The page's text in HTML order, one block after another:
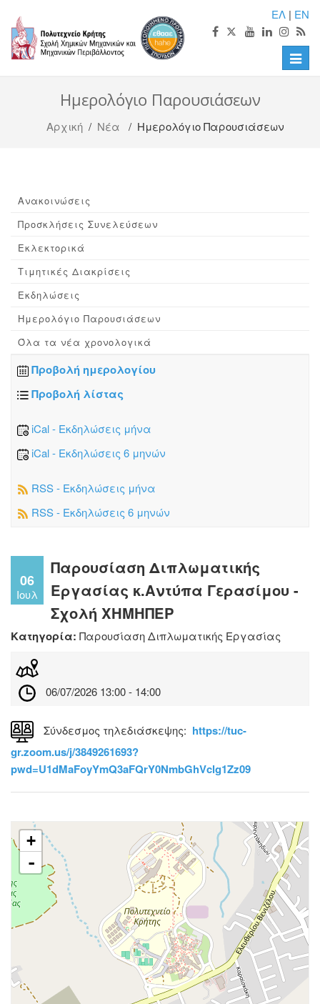
ΕΛ | EN
Toggle
Ημερολόγιο Παρουσιάσεων
Αρχική / Νέα / Ημερολόγιο Παρουσιάσεων
Ανακοινώσεις
Προσκλήσεις Συνελεύσεων
Εκλεκτορικά
Τιμητικές Διακρίσεις
Εκδηλώσεις
Ημερολόγιο Παρουσιάσεων
Όλα τα νέα χρονολογικά
Προβολή ημερολογίου
Προβολή λίστας
iCal - Εκδηλώσεις μήνα
iCal - Εκδηλώσεις 6 μηνών
RSS - Εκδηλώσεις μήνα
RSS - Εκδηλώσεις 6 μηνών
06
Ιουλ
Παρουσίαση Διπλωματικής
Εργασίας κ.Αντύπα Γερασίμου -
Σχολή ΧΗΜΗΠΕΡ
Κατηγορία: Παρουσίαση Διπλωματικής Εργασίας
06/07/2026 13:00 - 14:00
Σύνδεσμος τηλεδιάσκεψης: https://tuc-
gr.zoom.us/j/3849261693?
pwd=U1dMaFoyYmQ3aFQrY0NmbGhVclg1Zz09
+
-